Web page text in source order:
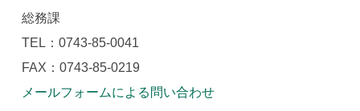
総務課
TEL：0743-85-0041
FAX：0743-85-0219
メールフォームによる問い合わせ